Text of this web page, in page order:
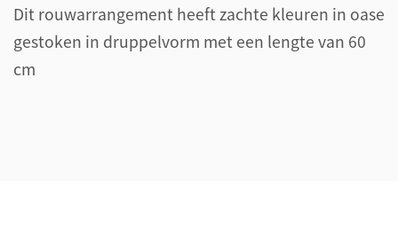
Dit rouwarrangement heeft zachte kleuren in oase
gestoken in druppelvorm met een lengte van 60
cm